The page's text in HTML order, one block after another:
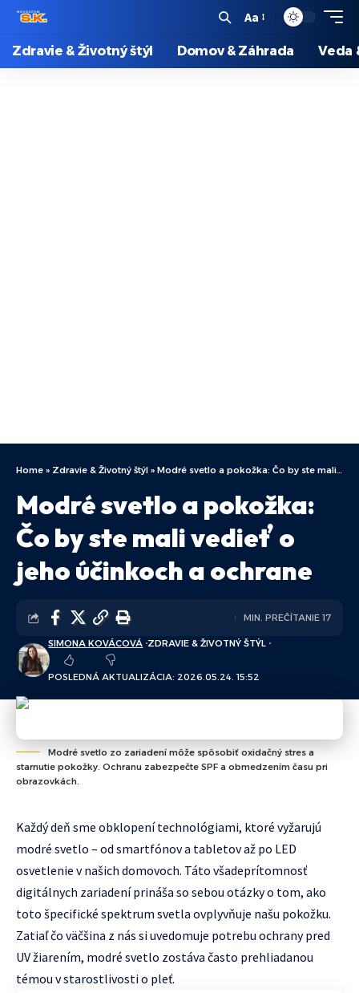
Aa
Zdravie & Životný štýl Domov & Záhrada Veda
Home » Zdravie & Životný štýl » Modré svetlo a pokožka: Čo by ste mali vedieť o jeho účinkoch a ochrane
Modré svetlo a pokožka:
Čo by ste mali vedieť o
jeho účinkoch a ochrane
POSLEDNÁ AKTUALIZÁCIA: 2026.05.24. 15:52
SIMONA KOVÁCOVÁ ZDRAVIE & ŽIVOTNÝ ŠTÝL
MIN. PREČÍTANIE 17
Modré svetlo zo zariadení môže spôsobiť oxidačný stres a
starnutie pokožky. Ochranu zabezpečte SPF a obmedzením času pri
obrazovkách.
Každý deň sme obklopení technológiami, ktoré vyžarujú
modré svetlo – od smartfónov a tabletov až po LED
osvetlenie v našich domovoch. Táto všadeprítomnosť
digitálnych zariadení prináša so sebou otázky o tom, ako
toto špecifické spektrum svetla ovplyvňuje našu pokožku.
Zatiaľ čo väčšina z nás si uvedomuje potrebu ochrany pred
UV žiarením, modré svetlo zostáva často prehliadanou
témou v starostlivosti o pleť.